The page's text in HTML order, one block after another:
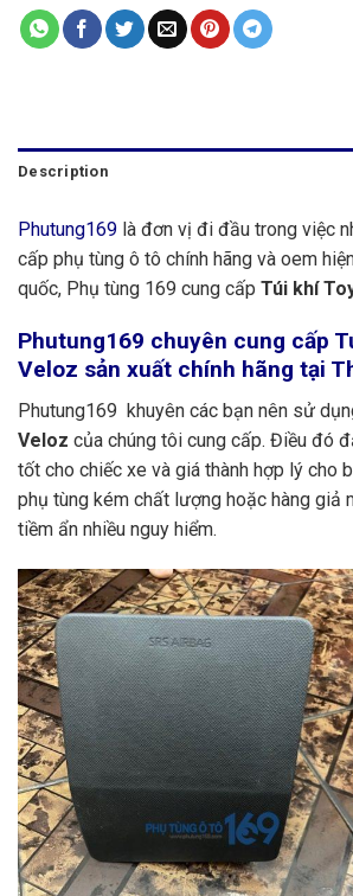
Description
Phutung169 là đơn vị đi đầu trong việc
cấp phụ tùng ô tô chính hãng và oem
quốc, Phụ tùng 169 cung cấp Túi khí
Phutung169 chuyên cung cấp
Veloz sản xuất chính hãng tại
Phutung169 khuyên các bạn nên sử
Veloz của chúng tôi cung cấp. Điều đó
tốt cho chiếc xe và giá thành hợp lý cho
phụ tùng kém chất lượng hoặc hàng giả
tiềm ẩn nhiều nguy hiểm.